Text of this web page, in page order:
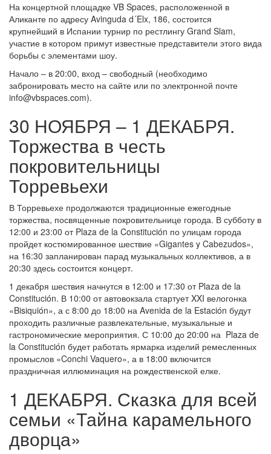
На концертной площадке VB Spaces, расположенной в
Аликанте по адресу Avinguda d´Elx, 186, состоится
крупнейший в Испании турнир по рестлингу Grand Slam,
участие в котором примут известные представители этого вида
борьбы с элементами шоу.
Начало – в 20:00, вход – свободный (необходимо
забронировать место на сайте или по электронной почте
info@vbspaces.com).
30 НОЯБРЯ – 1 ДЕКАБРЯ.
Торжества в честь
покровительницы
Торревьехи
В Торревьехе продолжаются традиционные ежегодные
торжества, посвященные покровительнице города. В субботу в
12:00 и 23:00 от Plaza de la Constitución по улицам города
пройдет костюмированное шествие «Gigantes y Cabezudos»,
на 16:30 запланирован парад музыкальных коллективов, а в
20:30 здесь состоится концерт.
1 декабря шествия начнутся в 12:00 и 17:30 от Plaza de la
Constitución. В 10:00 от автовокзала стартует XXI велогонка
«Bisiquión», а с 8:00 до 18:00 на Avenida de la Estación будут
проходить различные развлекательные, музыкальные и
гастрономические мероприятия. С 10:00 до 20:00 на Plaza de
la Constitución будет работать ярмарка изделий ремесленных
промыслов «Conchi Vaquero», а в 18:00 включится
праздничная иллюминация на рождественской елке.
1 ДЕКАБРЯ. Сказка для всей
семьи «Тайна карамельного
дворца»